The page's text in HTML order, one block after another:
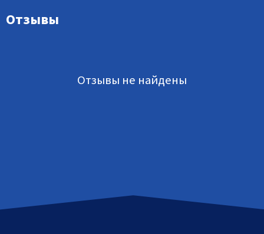
Отзывы
Отзывы не найдены